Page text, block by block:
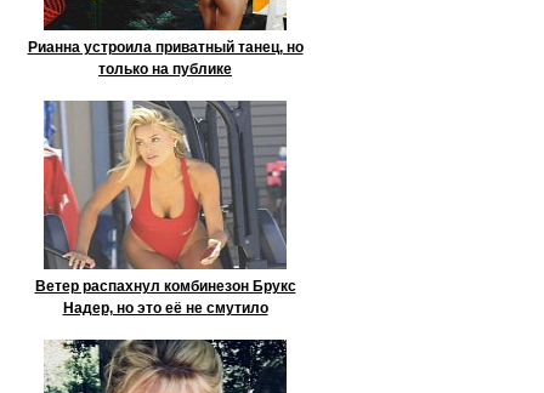
Рианна устроила приватный танец, но
только на публике
Ветер распахнул комбинезон Брукс
Надер, но это её не смутило